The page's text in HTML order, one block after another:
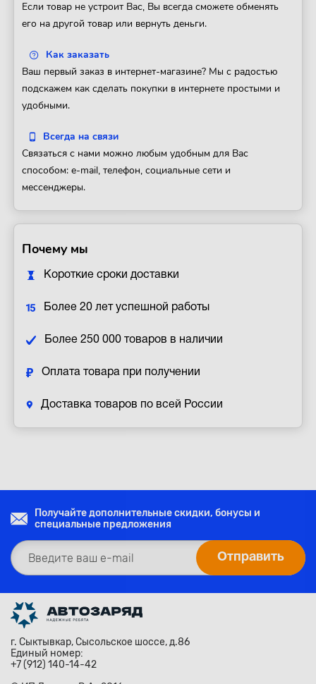
Если товар не устроит Вас, Вы всегда сможете обменять
его на другой товар или вернуть деньги.
Как заказать
Ваш первый заказ в интернет-магазине? Мы с радостью
подскажем как сделать покупки в интернете простыми и
удобными.
Всегда на связи
Связаться с нами можно любым удобным для Вас
способом: e-mail, телефон, социальные сети и
мессенджеры.
Почему мы
Короткие сроки доставки
Более 20 лет успешной работы
Более 250 000 товаров в наличии
Оплата товара при получении
Доставка товаров по всей России
Получайте дополнительные скидки, бонусы и
специальные предложения
г. Сыктывкар, Сысольское шоссе, д.86
Единый номер:
+7 (912) 140-14-42